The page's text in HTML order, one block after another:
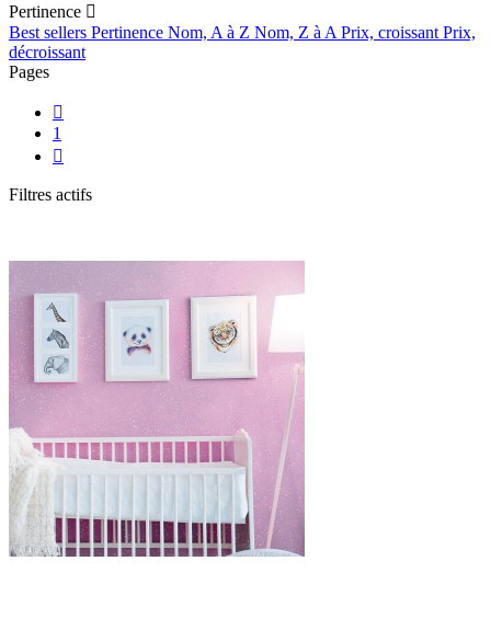
Pertinence 
Best sellers Pertinence Nom, A à Z Nom, Z à A Prix, croissant Prix,
décroissant
Pages

1

Filtres actifs